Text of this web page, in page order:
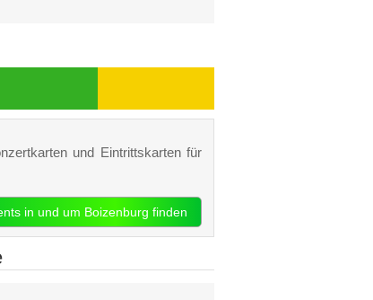
und Eintrittskarten für
in und um Boizenburg finden